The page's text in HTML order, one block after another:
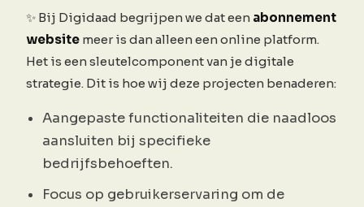
✨ Bij Digidaad begrijpen we dat een abonnement
website meer is dan alleen een online platform.
Het is een sleutelcomponent van je digitale
strategie. Dit is hoe wij deze projecten benaderen:
Aangepaste functionaliteiten die naadloos
aansluiten bij specifieke
bedrijfsbehoeften.
Focus op gebruikerservaring om de